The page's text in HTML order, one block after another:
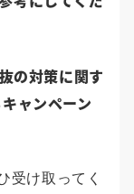
の対策に関す
ャンペーン
受け取ってく